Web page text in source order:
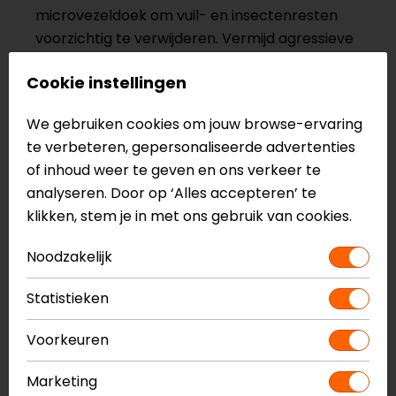
microvezeldoek om vuil- en insectenresten
voorzichtig te verwijderen. Vermijd agressieve
kunnen aantasten. Ook kun je gebruikmaken van
binnen enkele minuten schoon te krijgen!
Drogen:Laat het vizier op natuurlijke wijze
drogen en wrijf niet te hard om krassen te
Bewaar je helm op een veilige plek, bij
voorkeur in een helmzak, om krassen te
voorkomen.
Een goed onderhouden en schoon vizier zorgt niet
alleen voor beter zicht, maar verhoogt ook je
Cookie instellingen
We gebruiken cookies om jouw browse-ervaring
te verbeteren, gepersonaliseerde advertenties
of inhoud weer te geven en ons verkeer te
analyseren. Door op ‘Alles accepteren’ te
klikken, stem je in met ons gebruik van cookies.
Noodzakelijk
Statistieken
Voorkeuren
Marketing